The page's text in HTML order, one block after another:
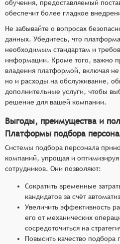
обучения, предоставляемый
обеспечит более гладкое
Не забывайте о вопросах
данных. Убедитесь, что платформа
необходимым стандартам и
информации. Кроме того, важно
владения платформой, включая
но и расходы на обслуживание,
дополнительные услуги, чтобы
решение для вашей компании.
Выгоды, преимущества и
Платформы подбора
Системы подбора персонала
компаний, упрощая и
сотрудников. Они позволяют:
Сократить временные
кандидатов за счёт
Увеличить эффективность
его от механических
сосредоточиться на
Повысить качество подбора